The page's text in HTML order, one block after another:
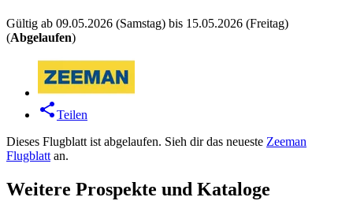
Gültig ab 09.05.2026 (Samstag) bis 15.05.2026 (Freitag)
(Abgelaufen)
Teilen
Dieses Flugblatt ist abgelaufen. Sieh dir das neueste Zeeman
Flugblatt an.
Weitere Prospekte und Kataloge